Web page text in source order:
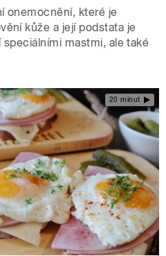
onemocnění, které je
kůže a její podstata je
mastmi, ale také
20 minut